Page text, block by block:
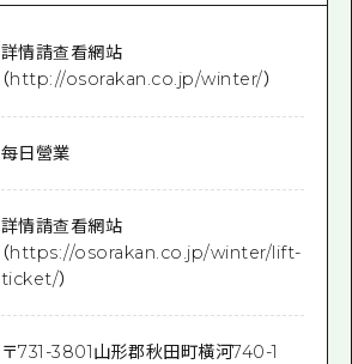
詳情請查看網站
（http://osorakan.co.jp/winter/）
每日營業
詳情請查看網站
（https://osorakan.co.jp/winter/lift-
ticket/）
〒731-3801山形郡秋田町橫河740-1